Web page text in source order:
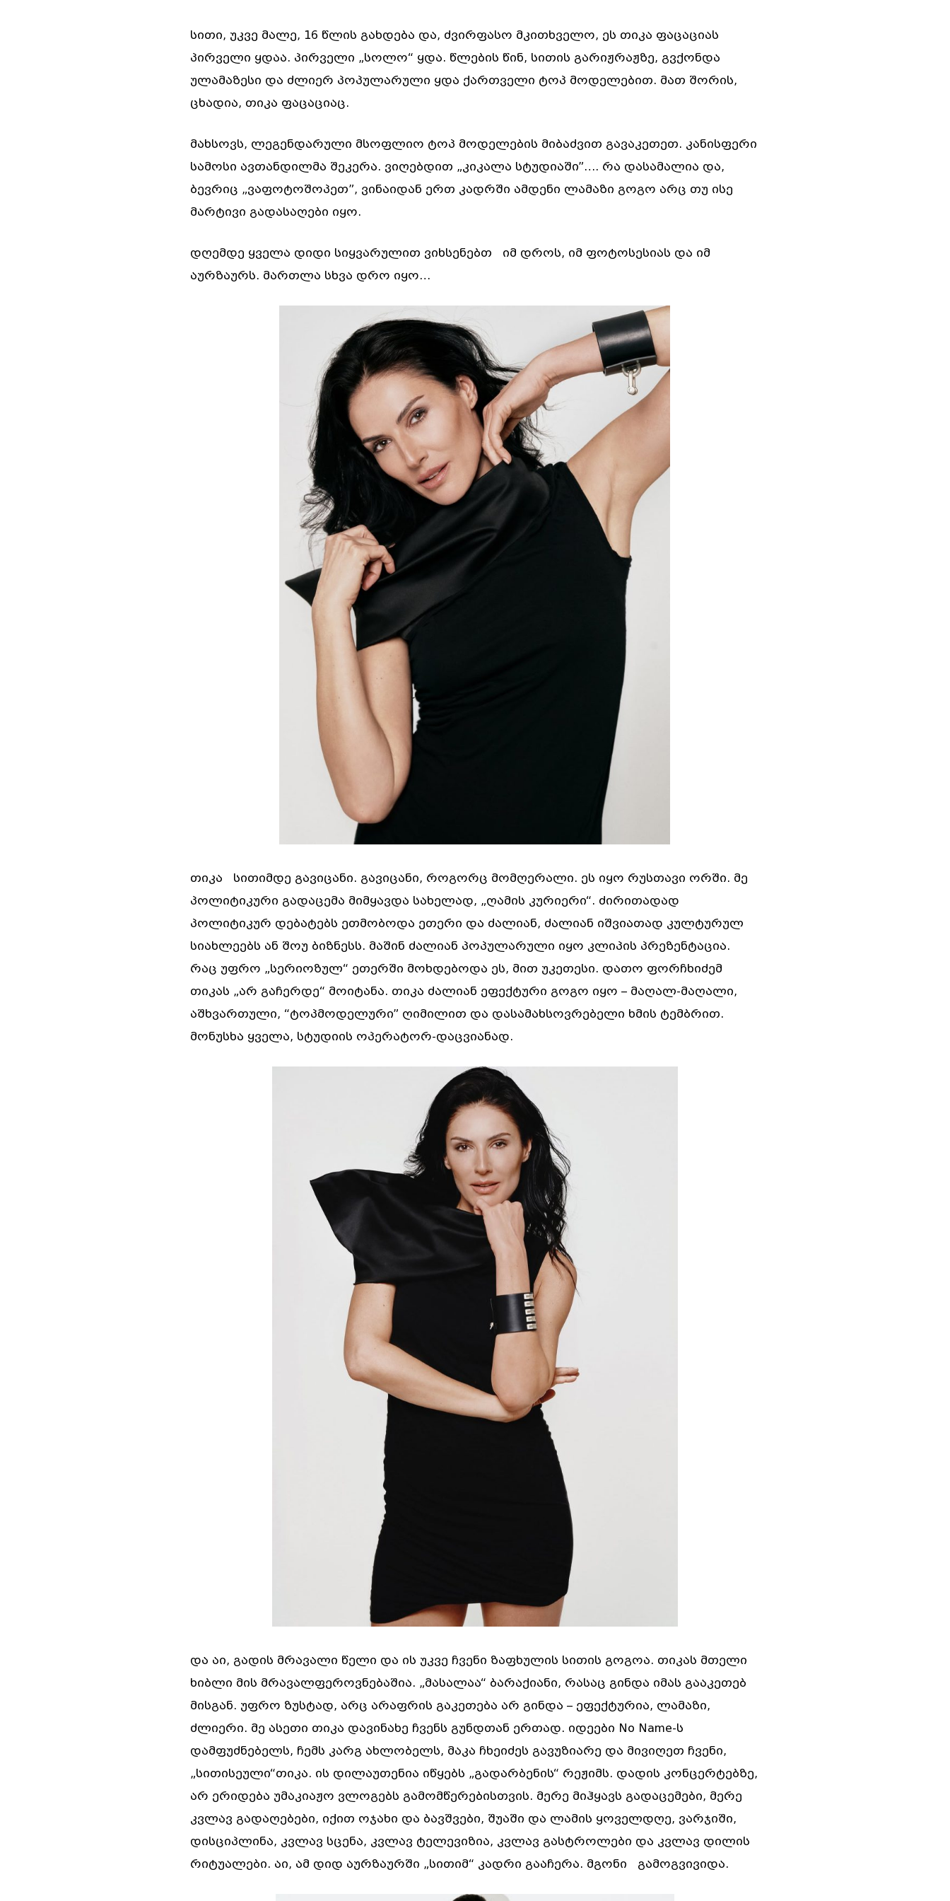
სითი, უკვე მალე, 16 წლის გახდება და, ძვირფასო მკითხველო, ეს თიკა ფაცაციას
პირველი ყდაა. პირველი „სოლო“ ყდა. წლების წინ, სითის გარიჟრაჟზე, გვქონდა
ულამაზესი და ძლიერ პოპულარული ყდა ქართველი ტოპ მოდელებით. მათ შორის,
ცხადია, თიკა ფაცაციაც.
მახსოვს, ლეგენდარული მსოფლიო ტოპ მოდელების მიბაძვით გავაკეთეთ. კანისფერი
სამოსი ავთანდილმა შეკერა. ვიღებდით „კიკალა სტუდიაში”…. რა დასამალია და,
ბევრიც „ვაფოტოშოპეთ”, ვინაიდან ერთ კადრში ამდენი ლამაზი გოგო არც თუ ისე
მარტივი გადასაღები იყო.
დღემდე ყველა დიდი სიყვარულით ვიხსენებთ იმ დროს, იმ ფოტოსესიას და იმ
აურზაურს. მართლა სხვა დრო იყო…
თიკა სითიმდე გავიცანი. გავიცანი, როგორც მომღერალი. ეს იყო რუსთავი ორში. მე
პოლიტიკური გადაცემა მიმყავდა სახელად, „ღამის კურიერი“. ძირითადად
პოლიტიკურ დებატებს ეთმობოდა ეთერი და ძალიან, ძალიან იშვიათად კულტურულ
სიახლეებს ან შოუ ბიზნესს. მაშინ ძალიან პოპულარული იყო კლიპის პრეზენტაცია.
რაც უფრო „სერიოზულ“ ეთერში მოხდებოდა ეს, მით უკეთესი. დათო ფორჩხიძემ
თიკას „არ გაჩერდე“ მოიტანა. თიკა ძალიან ეფექტური გოგო იყო – მაღალ-მაღალი,
აშხვართული, “ტოპმოდელური” ღიმილით და დასამახსოვრებელი ხმის ტემბრით.
მონუსხა ყველა, სტუდიის ოპერატორ-დაცვიანად.
და აი, გადის მრავალი წელი და ის უკვე ჩვენი ზაფხულის სითის გოგოა. თიკას მთელი
ხიბლი მის მრავალფეროვნებაშია. „მასალაა“ ბარაქიანი, რასაც გინდა იმას გააკეთებ
მისგან. უფრო ზუსტად, არც არაფრის გაკეთება არ გინდა – ეფექტურია, ლამაზი,
ძლიერი. მე ასეთი თიკა დავინახე ჩვენს გუნდთან ერთად. იდეები No Name-ს
დამფუძნებელს, ჩემს კარგ ახლობელს, მაკა ჩხეიძეს გავუზიარე და მივიღეთ ჩვენი,
„სითისეული“თიკა. ის დილაუთენია იწყებს „გადარბენის“ რეჟიმს. დადის კონცერტებზე,
არ ერიდება უმაკიაჟო ვლოგებს გამომწერებისთვის. მერე მიჰყავს გადაცემები, მერე
კვლავ გადაღებები, იქით ოჯახი და ბავშვები, შუაში და ლამის ყოველდღე, ვარჯიში,
დისციპლინა, კვლავ სცენა, კვლავ ტელევიზია, კვლავ გასტროლები და კვლავ დილის
რიტუალები. აი, ამ დიდ აურზაურში „სითიმ“ კადრი გააჩერა. მგონი გამოგვივიდა.